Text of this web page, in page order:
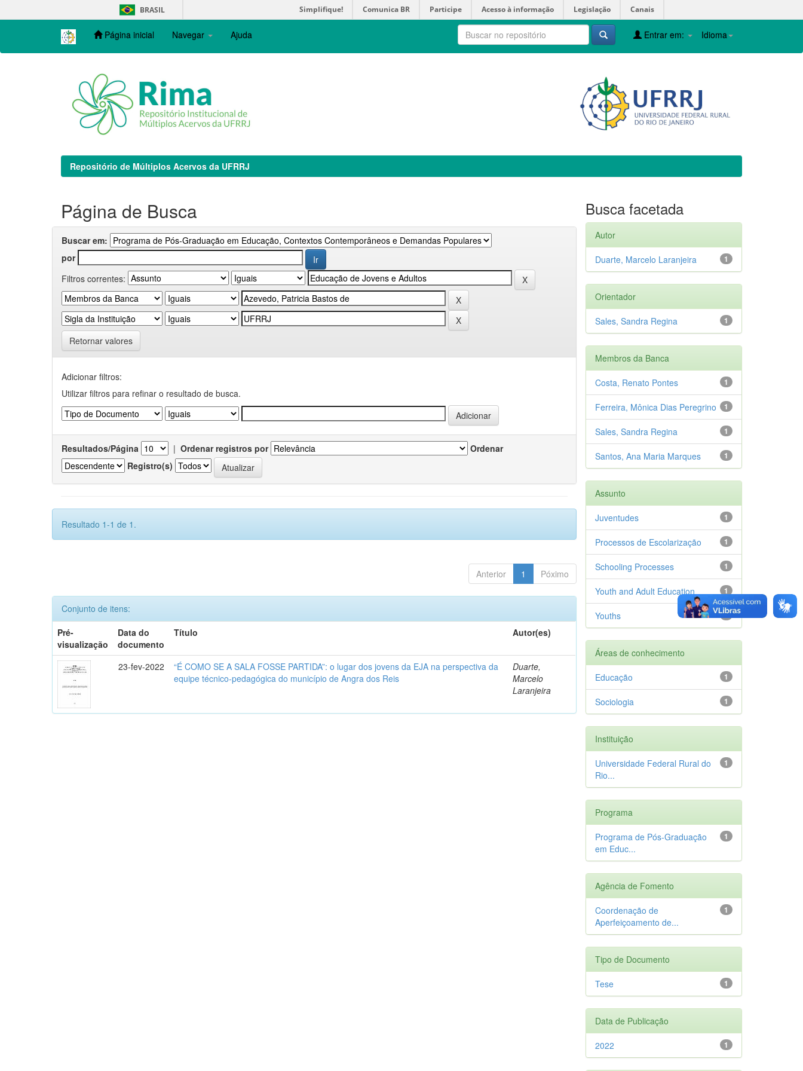
navigation
BRASIL Simplifique! Comunica BR Participe Acesso à informação Legislação Canais
Página inicial Navegar Ajuda Idioma
Entrar em:
Repositório de Múltiplos Acervos da UFRRJ
Página de Busca
Buscar em:
por
Filtros correntes:
Retornar valores
Adicionar filtros:
Utilizar filtros para refinar o resultado de busca.
Resultados/Página | Ordenar registros por
Ordenar
Registro(s)
Resultado 1-1 de 1.
Anterior 1 Póximo
Conjunto de itens:
Pré-
visualização
Data do
documento
Título Autor(es)
23-fev-2022
“É COMO SE A SALA FOSSE PARTIDA”: o lugar dos jovens da EJA na perspectiva da
equipe técnico-pedagógica do município de Angra dos Reis
Duarte,
Marcelo
Laranjeira
Busca facetada
Autor
1
Duarte, Marcelo Laranjeira
Orientador
1
Sales, Sandra Regina
Membros da Banca
1
Costa, Renato Pontes
1
Ferreira, Mônica Dias Peregrino
1
Sales, Sandra Regina
1
Santos, Ana Maria Marques
Assunto
1
Juventudes
1
Processos de Escolarização
1
Schooling Processes
1
Youth and Adult Education
1
Youths
Áreas de conhecimento
1
Educação
1
Sociologia
Instituição
1
Universidade Federal Rural do
Rio...
Programa
1
Programa de Pós-Graduação
em Educ...
Agência de Fomento
1
Coordenação de
Aperfeiçoamento de...
Tipo de Documento
1
Tese
Data de Publicação
1
2022